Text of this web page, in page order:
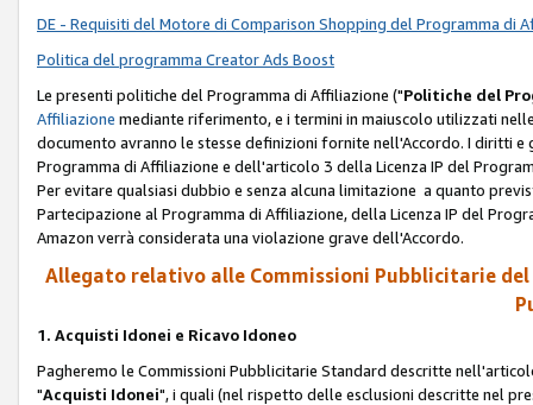
DE - Requisiti del Motore di Comparison Shopping del Programma di
Politica del programma Creator Ads Boost
Le presenti politiche del Programma di Affiliazione ("Politiche del
Affiliazione mediante riferimento, e i termini in maiuscolo utilizzati
documento avranno le stesse definizioni fornite nell'Accordo. I diritti
Programma di Affiliazione e dell'articolo 3 della Licenza IP del
Per evitare qualsiasi dubbio e senza alcuna limitazione a quanto
Partecipazione al Programma di Affiliazione, della Licenza IP del
Amazon verrà considerata una violazione grave dell'Accordo.
Allegato relativo alle Commissioni Pubblicitarie
1. Acquisti Idonei e Ricavo Idoneo
Pagheremo le Commissioni Pubblicitarie Standard descritte
"Acquisti Idonei", i quali (nel rispetto delle esclusioni descritte nel